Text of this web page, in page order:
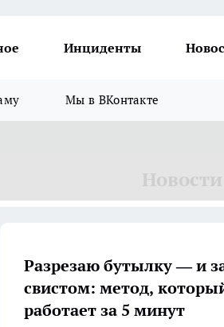
Инциденты
Мы в ВКонтакте
Разрезаю бутылку — и
свистом: метод,
работает за 5 минут